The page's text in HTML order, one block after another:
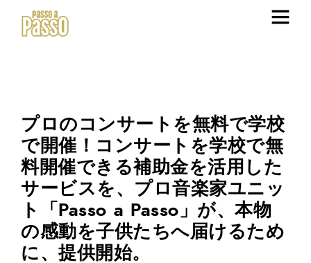
プロのコンサートを無料で学校
で開催！コンサートを学校で無
料開催できる補助金を活用した
サービスを、プロ音楽家ユニッ
ト「Passo a Passo」が、本物
の感動を子供たちへ届けるため
に、提供開始。